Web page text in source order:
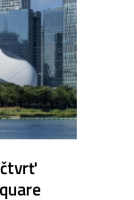
čtvrť